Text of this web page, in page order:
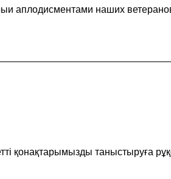
аплодисментами наших
қонақтарымызды таныстыруға